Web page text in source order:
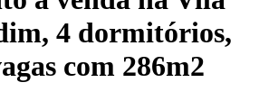
4 dormitórios,
com 286m2